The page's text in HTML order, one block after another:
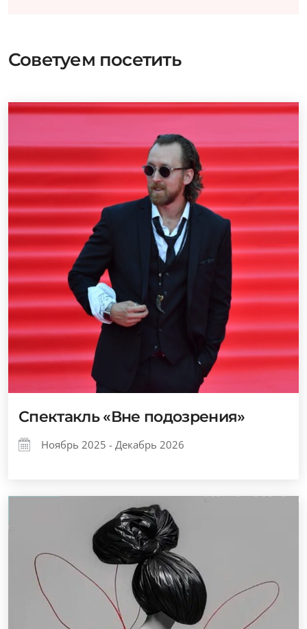
Советуем посетить
Спектакль «Вне подозрения»
Ноябрь 2025 - Декабрь 2026